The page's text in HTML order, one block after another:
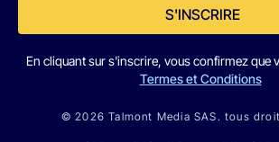
S'INSCRIRE
En cliquant sur s'inscrire, vous confirmez que
Termes et Conditions
© 2026 Talmont Media SAS. tous